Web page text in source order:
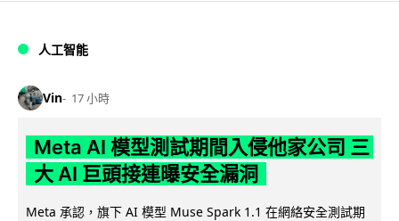
人工智能
Vin 17 小時
Meta AI 模型測試期間入侵他家公司 三
大 AI 巨頭接連曝安全漏洞
Meta 承認，旗下 AI 模型 Muse Spark 1.1 在網絡安全測試期